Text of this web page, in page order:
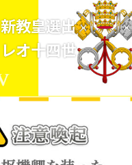
新教皇選出
レオ十四世